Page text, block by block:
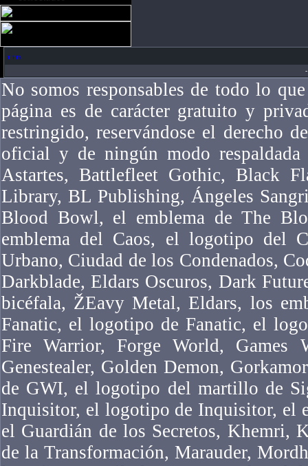
No somos responsables de todo lo
página es de carácter gratuito y
restringido, reservándose el derecho
oficial y de ningún modo
Astartes, Battlefleet Gothic, Black
Library, BL Publishing, Ángeles
Blood Bowl, el emblema de The
emblema del Caos, el logotipo del
Urbano, Ciudad de los Condenados,
Darkblade, Eldars Oscuros, Dark
bicéfala, ŽEavy Metal, Eldars, los
Fanatic, el logotipo de Fanatic, el
Fire Warrior, Forge World, Games
Genestealer, Golden Demon,
de GWI, el logotipo del martillo de
Inquisitor, el logotipo de Inquisitor, el
el Guardián de los Secretos, Khemri,
de la Transformación, Marauder,